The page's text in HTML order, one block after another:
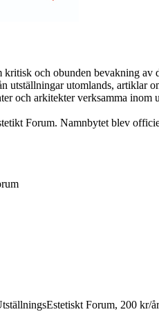
och obunden bevakning
utställningar utomlands, artiklar
och arkitekter verksamma
Forum. Namnbytet blev
Forum, 200 kr/år